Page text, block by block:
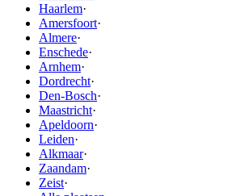
Haarlem·
Amersfoort·
Almere·
Enschede·
Arnhem·
Dordrecht·
Den-Bosch·
Maastricht·
Apeldoorn·
Leiden·
Alkmaar·
Zaandam·
Zeist·